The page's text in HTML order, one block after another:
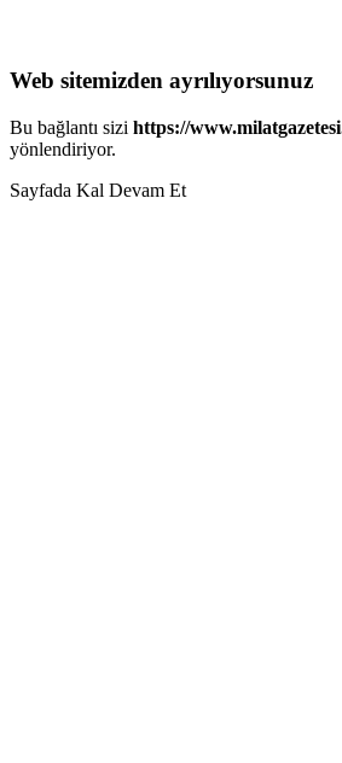
Web sitemizden ayrılıyorsunuz
Bu bağlantı sizi https://
yönlendiriyor.
Sayfada Kal Devam Et